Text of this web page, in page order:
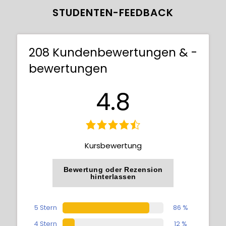
kommt und Verdeckung.
(JPG) enthalten
STUDENTEN-FEEDBACK
208 Kundenbewertungen & -
bewertungen
4.8
Kursbewertung
Bewertung oder Rezension
hinterlassen
5 Stern
86 %
4 Stern
12 %